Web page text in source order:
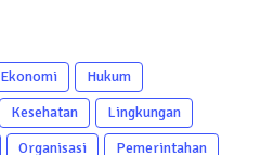
Ekonomi
Hukum
Kesehatan
Lingkungan
Organisasi
Pemerintahan